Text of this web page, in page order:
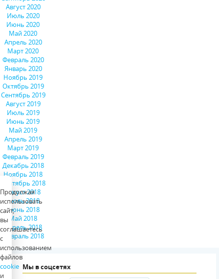
Август 2020
Июль 2020
Июнь 2020
Май 2020
Апрель 2020
Март 2020
Февраль 2020
Январь 2020
Ноябрь 2019
Октябрь 2019
Сентябрь 2019
Август 2019
Июль 2019
Июнь 2019
Май 2019
Апрель 2019
Март 2019
Февраль 2019
Декабрь 2018
Ноябрь 2018
Сентябрь 2018
Август 2018
Июль 2018
Июнь 2018
Май 2018
Апрель 2018
Февраль 2018
Мы в соцсетях
Продолжая
использовать
сайт,
вы
соглашаетесь
с
использованием
файлов
cookie
и